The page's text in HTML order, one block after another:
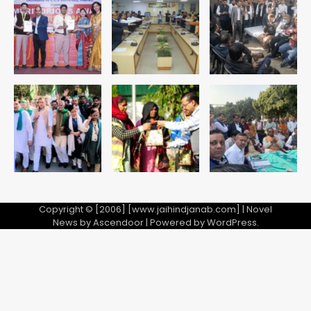
5
एयरपोर्ट का फर्जी कर्मचारी बनकर 3 लाख
उड़ाए, अब पहुंचा सलाखों के पीछे
Team JHJ
Copyright © [2006] [www.jaihindjanab.com] | Novel
News byAscendoor| Powered byWordPress.